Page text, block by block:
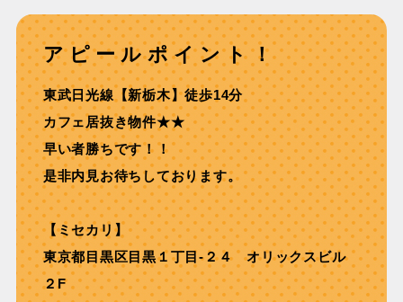
アピールポイント！
東武日光線【新栃木】徒歩14分
カフェ居抜き物件★★
早い者勝ちです！！
是非内見お待ちしております。
【ミセカリ】
東京都目黒区目黒１丁目-２４ オリックスビル
２F